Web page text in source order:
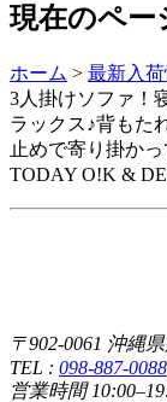
現在のペー
ホーム > 最新入荷
3人掛けソファ！
ラックス♪背もた
止めで寄り掛か
TODAY O!K &
〒902-0061 沖縄
TEL : 098-887-0088
営業時間